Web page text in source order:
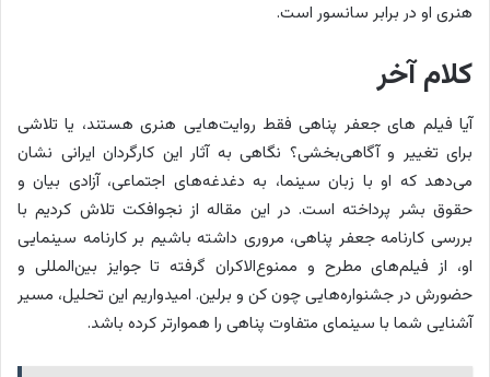
هنری او در برابر سانسور است.
کلام آخر
آیا فیلم ‌های جعفر پناهی فقط روایت‌هایی هنری هستند، یا تلاشی
برای تغییر و آگاهی‌بخشی؟ نگاهی به آثار این کارگردان ایرانی نشان
می‌دهد که او با زبان سینما، به دغدغه‌های اجتماعی، آزادی بیان و
حقوق بشر پرداخته است. در این مقاله از نجوافکت تلاش کردیم با
بررسی کارنامه جعفر پناهی، مروری داشته باشیم بر کارنامه سینمایی
او، از فیلم‌های مطرح و ممنوع‌الاکران گرفته تا جوایز بین‌المللی و
حضورش در جشنواره‌هایی چون کن و برلین. امیدواریم این تحلیل، مسیر
آشنایی شما با سینمای متفاوت پناهی را هموارتر کرده باشد.